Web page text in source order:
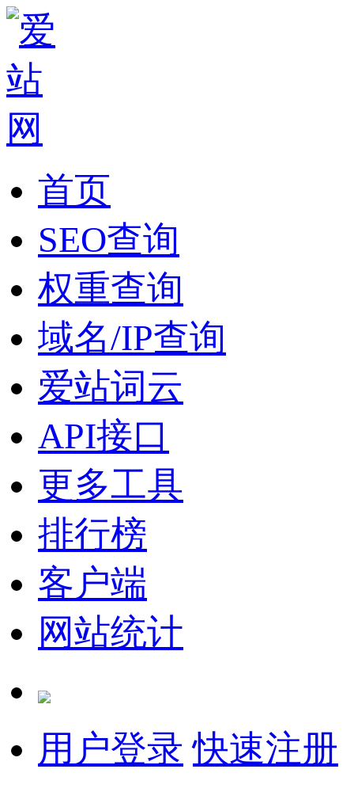
首页
SEO查询
权重查询
域名/IP查询
爱站词云
API接口
更多工具
排行榜
客户端
网站统计
用户登录 快速注册